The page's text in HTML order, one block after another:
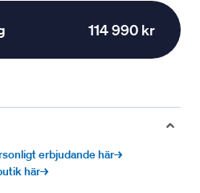
114 990 kr
erbjudande här→
här→